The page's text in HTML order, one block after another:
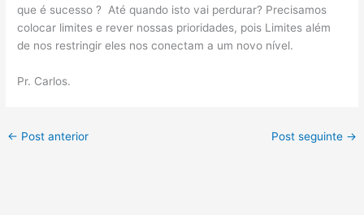
que é sucesso ? Até quando isto vai perdurar? Precisamos
colocar limites e rever nossas prioridades, pois Limites além
de nos restringir eles nos conectam a um novo nível.
Pr. Carlos.
← Post anterior Post seguinte →